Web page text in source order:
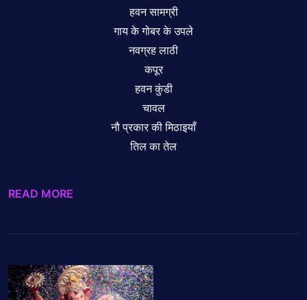
हवन सामग्री
गाय के गोबर के उपले
नवग्रह लाठी
कपूर
हवन कुंडी
चावल
नौ प्रकार की मिठाइयाँ
तिल का तेल
READ MORE